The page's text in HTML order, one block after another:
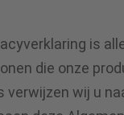
is
die onze
wij u